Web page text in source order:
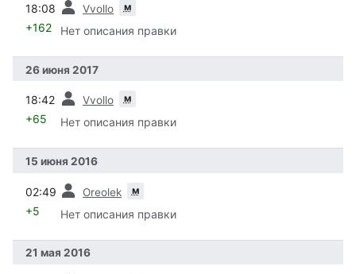
18:08 Vvollo м
+162 Нет описания правки
26 июня 2017
18:42 Vvollo м
+65 Нет описания правки
15 июня 2016
02:49 Oreolek м
+5 Нет описания правки
21 мая 2016